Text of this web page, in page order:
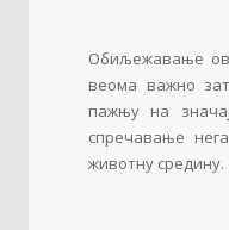
Обиљежавање
веома важно
пажњу на
спречавање
животну средину.